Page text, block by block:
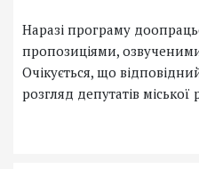
Наразі програму
пропозиціями,
Очікується, що
розгляд депутатів